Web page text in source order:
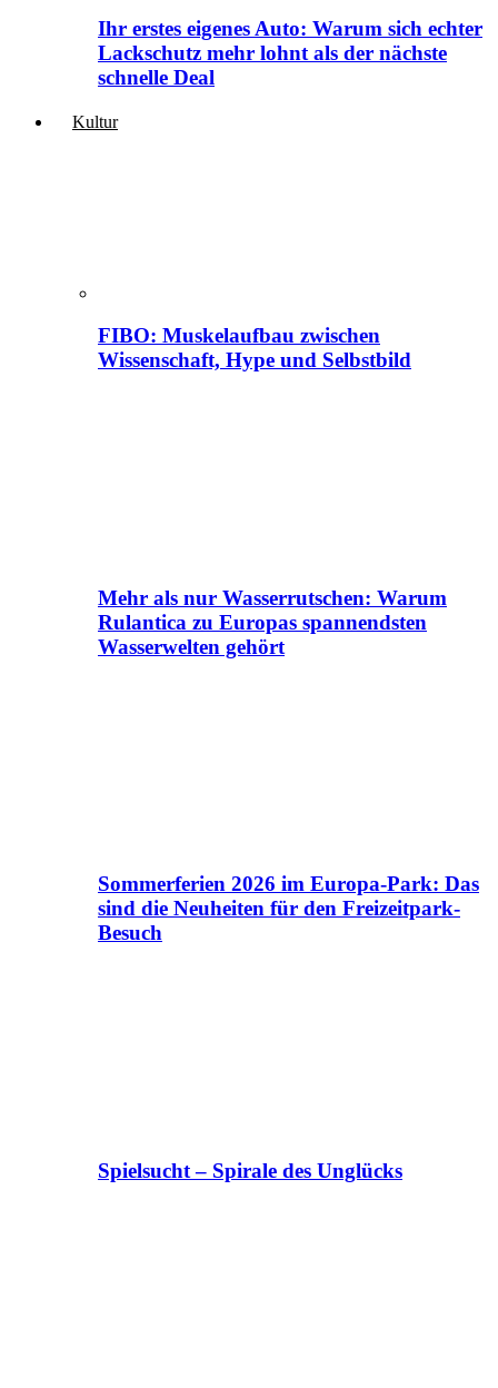
Ihr erstes eigenes Auto: Warum sich echter
Lackschutz mehr lohnt als der nächste
schnelle Deal
Kultur
FIBO: Muskelaufbau zwischen
Wissenschaft, Hype und Selbstbild
Mehr als nur Wasserrutschen: Warum
Rulantica zu Europas spannendsten
Wasserwelten gehört
Sommerferien 2026 im Europa-Park: Das
sind die Neuheiten für den Freizeitpark-
Besuch
Spielsucht – Spirale des Unglücks